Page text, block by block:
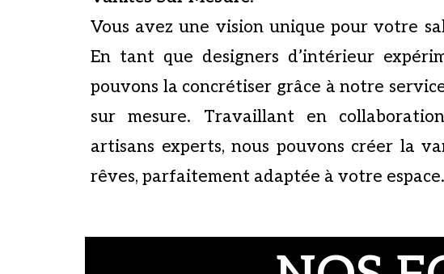
Vous avez une vision unique pour votre
En tant que designers d’intérieur
pouvons la concrétiser grâce à notre
sur mesure. Travaillant en
artisans experts, nous pouvons créer la
rêves, parfaitement adaptée à votre espace.